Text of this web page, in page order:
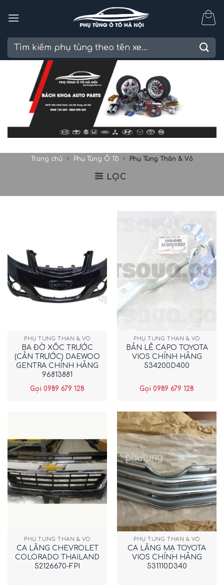
Tìm
Trang chủ Phụ Tùng Ô Tô Phụ Tùng Thân & Vỏ
LỌC
PHỤ TÙNG THÂN & VỎ
BA ĐỜ XỐC TRƯỚC
(CẢN TRƯỚC) DAEWOO
GENTRA CHÍNH HÃNG
96813881
Gọi 0989 679 128
PHỤ TÙNG THÂN & VỎ
BẢN LỀ CAPO TOYOTA
VIOS CHÍNH HÃNG
534200D400
Gọi 0989 679 128
PHỤ TÙNG THÂN & VỎ
CA LĂNG CHEVROLET
COLORADO THAILAND
52126670-FPI
PHỤ TÙNG THÂN & VỎ
CA LĂNG MẠ TOYOTA
VIOS CHÍNH HÃNG
531110D340